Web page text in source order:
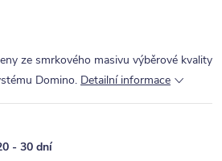
ze smrkového masivu výběrové kvality
Domino. Detailní informace
- 30 dní